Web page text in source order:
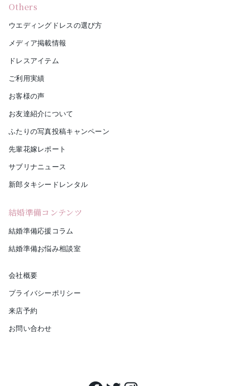
Others
ウエディングドレスの選び方
メディア掲載情報
ドレスアイテム
ご利用実績
お客様の声
お友達紹介について
ふたりの写真投稿キャンペーン
先輩花嫁レポート
サブリナニュース
新郎タキシードレンタル
結婚準備コンテンツ
結婚準備応援コラム
結婚準備お悩み相談室
会社概要
プライバシーポリシー
来店予約
お問い合わせ